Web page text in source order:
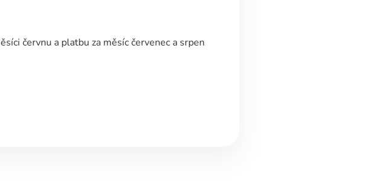
červnu a platbu za měsíc červenec a srpen